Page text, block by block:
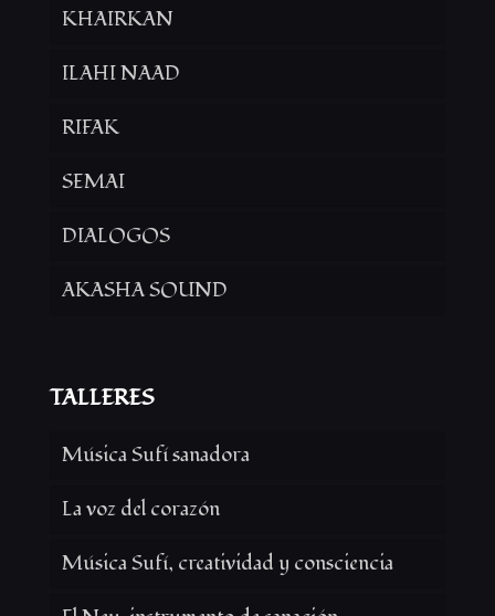
KHAIRKAN
ILAHI NAAD
RIFAK
SEMAI
DIALOGOS
AKASHA SOUND
TALLERES
Música Sufí sanadora
La voz del corazón
Música Sufí, creatividad y consciencia